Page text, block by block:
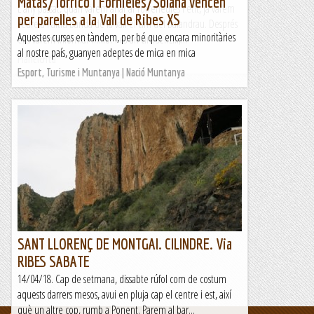
L'any passat, quan vàrem anar al Torreneules Petit, ja vàrem
veure a l'altra banda de la vall el cim del Balandrau. Després
ens vàrem informar millor i és un cim senzill,...
Manel&Ita
per parelles a la Vall de Ribes XS
Aquestes curses en tàndem, per bé que encara minoritàries
al nostre país, guanyen adeptes de mica en mica
Esport, Turisme i Muntanya | Nació Muntanya
SANT LLORENÇ DE MONTGAI. CILINDRE. Via
RIBES SABATE
14/04/18. Cap de setmana, dissabte rúfol com de costum
aquests darrers mesos, avui en pluja cap el centre i est, així
què un altre cop, rumb a Ponent. Parem al bar...